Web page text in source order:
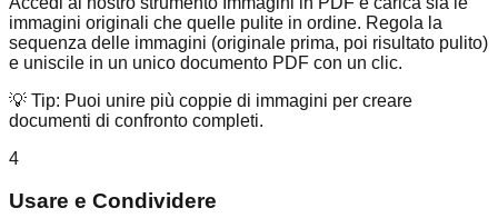
immagini originali che quelle pulite in ordine. Regola la
sequenza delle immagini (originale prima, poi risultato pulito)
e uniscile in un unico documento PDF con un clic.
💡 Tip: Puoi unire più coppie di immagini per creare
documenti di confronto completi.
4
Usare e Condividere